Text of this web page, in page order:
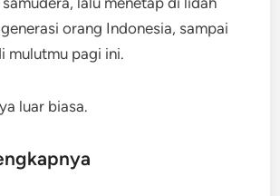
orang Indonesia, sampai
mulutmu pagi ini.
luar biasa.